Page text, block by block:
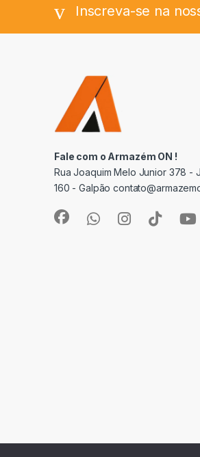
Inscreva-se na
Fale com o Armazém ON !
Rua Joaquim Melo Junior 378 -
160 - Galpão